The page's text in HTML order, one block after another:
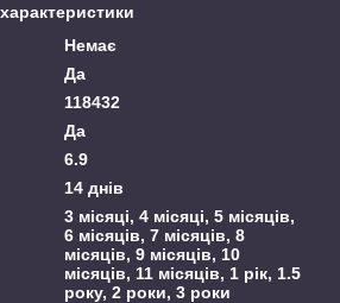
Немає
Да
118432
Да
6.9
14 днів
3 місяці, 4 місяці, 5 місяців,
6 місяців, 7 місяців, 8
місяців, 9 місяців, 10
місяців, 11 місяців, 1 рік, 1.5
року, 2 роки, 3 роки